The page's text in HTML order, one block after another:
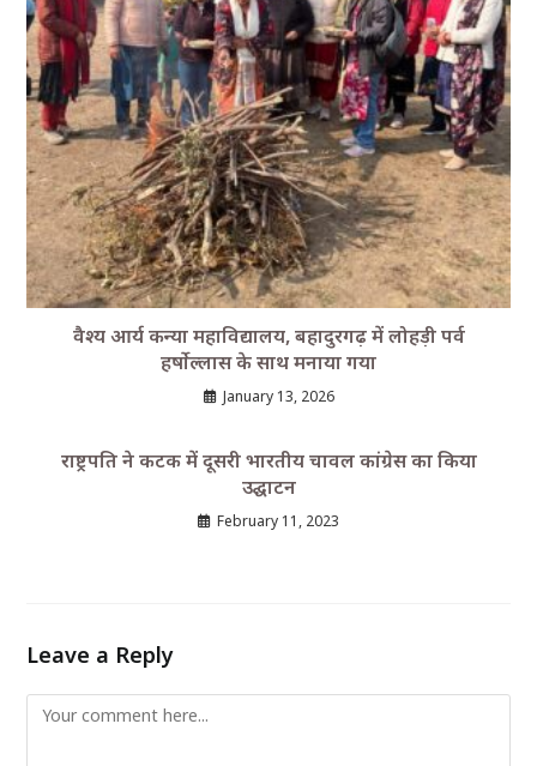
वैश्य आर्य कन्या महाविद्यालय, बहादुरगढ़ में लोहड़ी पर्व
हर्षाेल्लास के साथ मनाया गया
January 13, 2026
राष्ट्रपति ने कटक में दूसरी भारतीय चावल कांग्रेस का किया
उद्घाटन
February 11, 2023
Leave a Reply